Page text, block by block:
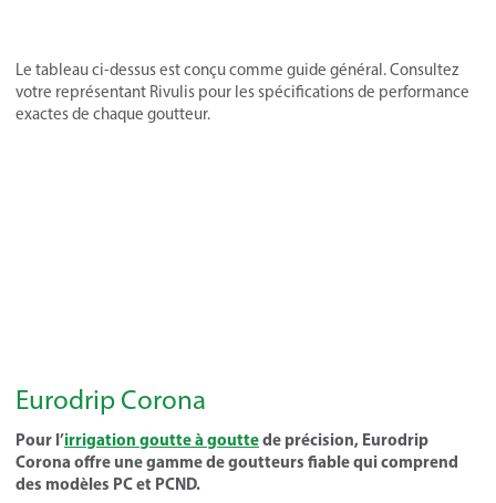
Le tableau ci-dessus est conçu comme guide général. Consultez
votre représentant Rivulis pour les spécifications de performance
exactes de chaque goutteur.
Eurodrip Corona
Pour l’irrigation goutte à gouttede précision, Eurodrip
Corona offre une gamme de goutteurs fiable qui comprend
des modèles PC et PCND.